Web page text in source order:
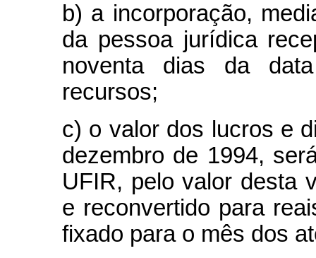
b) a incorporação,
da pessoa jurídica
noventa dias da
recursos;
c) o valor dos lucros e
dezembro de 1994,
UFIR, pelo valor desta
e reconvertido para
fixado para o mês dos